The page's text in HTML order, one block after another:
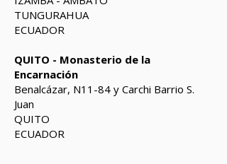
TUNGURAHUA
ECUADOR
QUITO - Monasterio de la
Encarnación
Benalcázar, N11-84 y Carchi Barrio S.
Juan
QUITO
ECUADOR